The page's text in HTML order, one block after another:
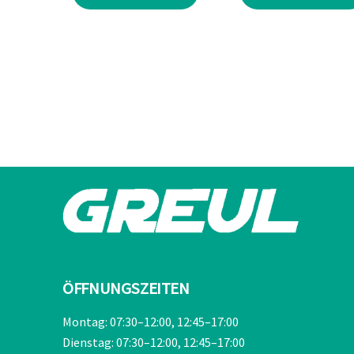
ÖFFNUNGSZEITEN
Montag: 07:30–12:00, 12:45–17:00
Dienstag: 07:30–12:00, 12:45–17:00